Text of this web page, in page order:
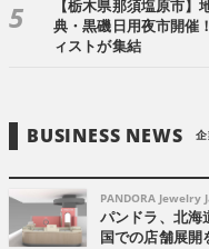
【栃木県那須塩原市】
典・黒磯日用夜市開催
ィストが集結
BUSINESS NEWS 企
PANDORA Jewelry
パンドラ、北
国での店舗展開